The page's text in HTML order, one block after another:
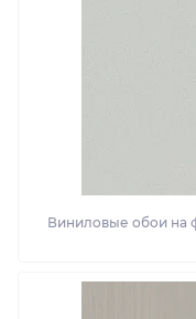
Виниловые обои на